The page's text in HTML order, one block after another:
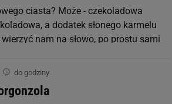
0.0 mg
ciasta? Może - czekoladowa
a dodatek słonego karmelu
nam na słowo, po prostu sami
do godziny